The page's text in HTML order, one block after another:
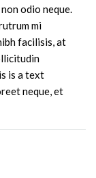
odio neque.
mi
facilisis, at
is a text
neque, et